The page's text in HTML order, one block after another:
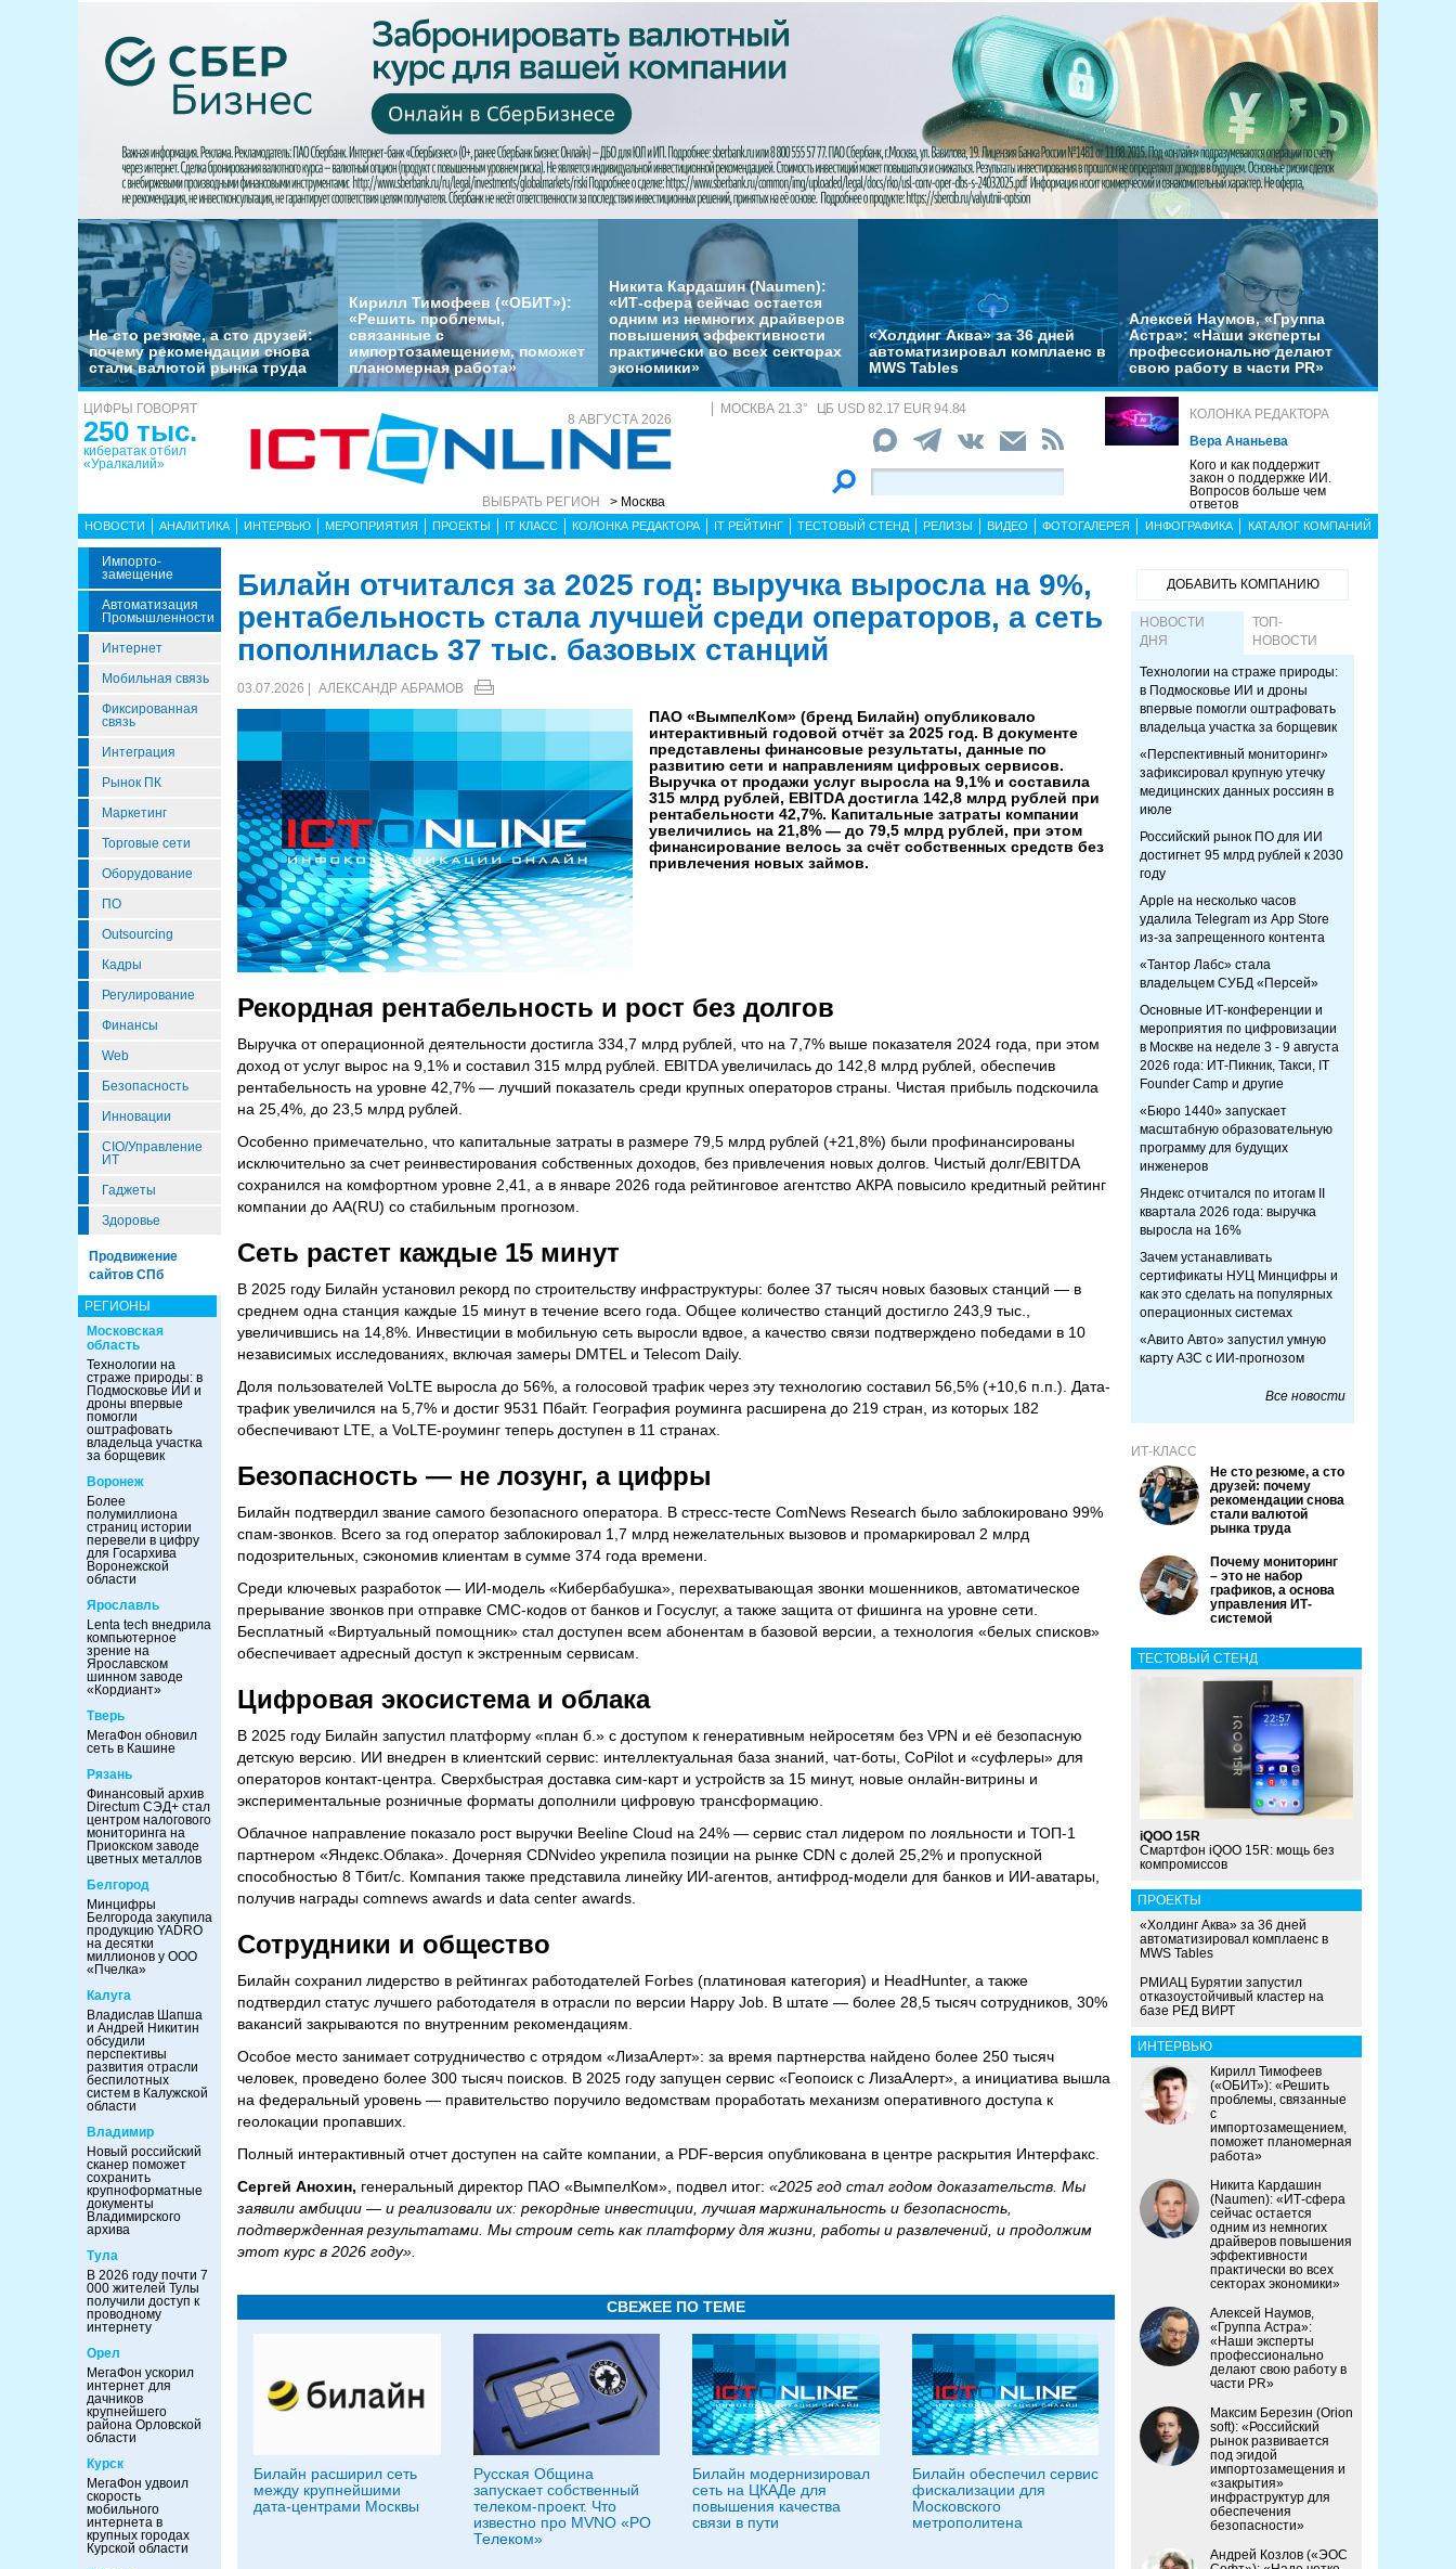
Не сто резюме, а сто друзей:
почему рекомендации снова
стали валютой рынка труда
Кирилл Тимофеев («ОБИТ»):
«Решить проблемы,
связанные с
импортозамещением, поможет
планомерная работа»
Никита Кардашин (Naumen):
«ИТ-сфера сейчас остается
одним из немногих драйверов
повышения эффективности
практически во всех секторах
экономики»
«Холдинг Аква» за 36 дней
автоматизировал комплаенс в
MWS Tables
Алексей Наумов, «Группа
Астра»: «Наши эксперты
профессионально делают
свою работу в части PR»
ЦИФРЫ ГОВОРЯТ
250 тыс.
кибератак отбил
«Уралкалий»
8 АВГУСТА 2026
ВЫБРАТЬ РЕГИОН > Москва
МОСКВА 21.3° ЦБ USD 82.17 EUR 94.84
КОЛОНКА РЕДАКТОРА
Вера Ананьева
Кого и как поддержит
закон о поддержке ИИ.
Вопросов больше чем
ответов
НОВОСТИ АНАЛИТИКА ИНТЕРВЬЮ МЕРОПРИЯТИЯ ПРОЕКТЫ IT КЛАСС КОЛОНКА РЕДАКТОРА IT РЕЙТИНГ ТЕСТОВЫЙ СТЕНД РЕЛИЗЫ ВИДЕО ФОТОГАЛЕРЕЯ ИНФОГРАФИКА КАТАЛОГ КОМПАНИЙ
Импорто­
Замещение
Автоматизация
Промышленности
Интернет
Мобильная связь
Фиксированная
связь
Интеграция
Рынок ПК
Маркетинг
Торговые сети
Оборудование
ПО
Outsourcing
Кадры
Регулирование
Финансы
Web
Безопасность
Инновации
CIO/Управление
ИТ
Гаджеты
Здоровье
Продвижение
сайтов СПб
РЕГИОНЫ
Московская
область
Технологии на
страже природы: в
Подмосковье ИИ и
дроны впервые
помогли
оштрафовать
владельца участка
за борщевик
Воронеж
Более
полумиллиона
страниц истории
перевели в цифру
для Госархива
Воронежской
области
Ярославль
Lenta tech внедрила
компьютерное
зрение на
Ярославском
шинном заводе
«Кордиант»
Тверь
МегаФон обновил
сеть в Кашине
Рязань
Финансовый архив
Directum СЭД+ стал
центром налогового
мониторинга на
Приокском заводе
цветных металлов
Белгород
Минцифры
Белгорода закупила
продукцию YADRO
на десятки
миллионов у ООО
«Пчелка»
Калуга
Владислав Шапша
и Андрей Никитин
обсудили
перспективы
развития отрасли
беспилотных
систем в Калужской
области
Владимир
Новый российский
сканер поможет
сохранить
крупноформатные
документы
Владимирского
архива
Тула
В 2026 году почти 7
000 жителей Тулы
получили доступ к
проводному
интернету
Орел
МегаФон ускорил
интернет для
дачников
крупнейшего
района Орловской
области
Курск
МегаФон удвоил
скорость
мобильного
интернета в
крупных городах
Курской области
Билайн отчитался за 2025 год: выручка выросла на 9%,
рентабельность стала лучшей среди операторов, а сеть
пополнилась 37 тыс. базовых станций
03.07.2026 | АЛЕКСАНДР АБРАМОВ
ПАО «ВымпелКом» (бренд Билайн) опубликовало
интерактивный годовой отчёт за 2025 год. В документе
представлены финансовые результаты, данные по
развитию сети и направлениям цифровых сервисов.
Выручка от продажи услуг выросла на 9,1% и составила
315 млрд рублей, EBITDA достигла 142,8 млрд рублей при
рентабельности 42,7%. Капитальные затраты компании
увеличились на 21,8% — до 79,5 млрд рублей, при этом
финансирование велось за счёт собственных средств без
привлечения новых займов.
Рекордная рентабельность и рост без долгов
Выручка от операционной деятельности достигла 334,7 млрд рублей, что на 7,7% выше показателя 2024 года, при этом
доход от услуг вырос на 9,1% и составил 315 млрд рублей. EBITDA увеличилась до 142,8 млрд рублей, обеспечив
рентабельность на уровне 42,7% — лучший показатель среди крупных операторов страны. Чистая прибыль подскочила
на 25,4%, до 23,5 млрд рублей.
Особенно примечательно, что капитальные затраты в размере 79,5 млрд рублей (+21,8%) были профинансированы
исключительно за счет реинвестирования собственных доходов, без привлечения новых долгов. Чистый долг/EBITDA
сохранился на комфортном уровне 2,41, а в январе 2026 года рейтинговое агентство АКРА повысило кредитный рейтинг
компании до AA(RU) со стабильным прогнозом.
Сеть растет каждые 15 минут
В 2025 году Билайн установил рекорд по строительству инфраструктуры: более 37 тысяч новых базовых станций — в
среднем одна станция каждые 15 минут в течение всего года. Общее количество станций достигло 243,9 тыс.,
увеличившись на 14,8%. Инвестиции в мобильную сеть выросли вдвое, а качество связи подтверждено победами в 10
независимых исследованиях, включая замеры DMTEL и Telecom Daily.
Доля пользователей VoLTE выросла до 56%, а голосовой трафик через эту технологию составил 56,5% (+10,6 п.п.). Дата-
трафик увеличился на 5,7% и достиг 9531 Пбайт. География роуминга расширена до 219 стран, из которых 182
обеспечивают LTE, а VoLTE-роуминг теперь доступен в 11 странах.
Безопасность — не лозунг, а цифры
Билайн подтвердил звание самого безопасного оператора. В стресс-тесте ComNews Research было заблокировано 99%
спам-звонков. Всего за год оператор заблокировал 1,7 млрд нежелательных вызовов и промаркировал 2 млрд
подозрительных, сэкономив клиентам в сумме 374 года времени.
Среди ключевых разработок — ИИ-модель «Кибербабушка», перехватывающая звонки мошенников, автоматическое
прерывание звонков при отправке СМС-кодов от банков и Госуслуг, а также защита от фишинга на уровне сети.
Бесплатный «Виртуальный помощник» стал доступен всем абонентам в базовой версии, а технология «белых списков»
обеспечивает адресный доступ к экстренным сервисам.
Цифровая экосистема и облака
В 2025 году Билайн запустил платформу «план б.» с доступом к генеративным нейросетям без VPN и её безопасную
детскую версию. ИИ внедрен в клиентский сервис: интеллектуальная база знаний, чат-боты, CoPilot и «суфлеры» для
операторов контакт-центра. Сверхбыстрая доставка сим-карт и устройств за 15 минут, новые онлайн-витрины и
экспериментальные розничные форматы дополнили цифровую трансформацию.
Облачное направление показало рост выручки Beeline Cloud на 24% — сервис стал лидером по лояльности и ТОП-1
партнером «Яндекс.Облака». Дочерняя CDNvideo укрепила позиции на рынке CDN с долей 25,2% и пропускной
способностью 8 Тбит/с. Компания также представила линейку ИИ-агентов, антифрод-модели для банков и ИИ-аватары,
получив награды comnews awards и data center awards.
Сотрудники и общество
Билайн сохранил лидерство в рейтингах работодателей Forbes (платиновая категория) и HeadHunter, а также
подтвердил статус лучшего работодателя в отрасли по версии Happy Job. В штате — более 28,5 тысяч сотрудников, 30%
вакансий закрываются по внутренним рекомендациям.
Особое место занимает сотрудничество с отрядом «ЛизаАлерт»: за время партнерства найдено более 250 тысяч
человек, проведено более 300 тысяч поисков. В 2025 году запущен сервис «Геопоиск с ЛизаАлерт», а инициатива вышла
на федеральный уровень — правительство поручило ведомствам проработать механизм оперативного доступа к
геолокации пропавших.
Полный интерактивный отчет доступен на сайте компании, а PDF-версия опубликована в центре раскрытия Интерфакс.
Сергей Анохин, генеральный директор ПАО «ВымпелКом», подвел итог: «2025 год стал годом доказательств. Мы
заявили амбиции — и реализовали их: рекордные инвестиции, лучшая маржинальность и безопасность,
подтвержденная результатами. Мы строим сеть как платформу для жизни, работы и развлечений, и продолжим
этот курс в 2026 году».
СВЕЖЕЕ ПО ТЕМЕ
Билайн расширил сеть
между крупнейшими
дата-центрами Москвы
Русская Община
запускает собственный
телеком-проект. Что
известно про MVNO «РО
Телеком»
Билайн модернизировал
сеть на ЦКАДе для
повышения качества
связи в пути
Билайн обеспечил сервис
фискализации для
Московского
метрополитена
ДОБАВИТЬ КОМПАНИЮ
НОВОСТИ
ДНЯ
ТОП-
НОВОСТИ
Технологии на страже природы:
в Подмосковье ИИ и дроны
впервые помогли оштрафовать
владельца участка за борщевик
«Перспективный мониторинг»
зафиксировал крупную утечку
медицинских данных россиян в
июле
Российский рынок ПО для ИИ
достигнет 95 млрд рублей к 2030
году
Apple на несколько часов
удалила Telegram из App Store
из-за запрещенного контента
«Тантор Лабс» стала
владельцем СУБД «Персей»
Основные ИТ-конференции и
мероприятия по цифровизации
в Москве на неделе 3 - 9 августа
2026 года: ИТ-Пикник, Такси, IT
Founder Camp и другие
«Бюро 1440» запускает
масштабную образовательную
программу для будущих
инженеров
Яндекс отчитался по итогам II
квартала 2026 года: выручка
выросла на 16%
Зачем устанавливать
сертификаты НУЦ Минцифры и
как это сделать на популярных
операционных системах
«Авито Авто» запустил умную
карту АЗС с ИИ-прогнозом
Все новости
ИТ-КЛАСС
Не сто резюме, а сто
друзей: почему
рекомендации снова
стали валютой
рынка труда
Почему мониторинг
– это не набор
графиков, а основа
управления ИТ-
системой
ТЕСТОВЫЙ СТЕНД
iQOO 15R
Смартфон iQOO 15R: мощь без
компромиссов
ПРОЕКТЫ
«Холдинг Аква» за 36 дней
автоматизировал комплаенс в
MWS Tables
РМИАЦ Бурятии запустил
отказоустойчивый кластер на
базе РЕД ВИРТ
ИНТЕРВЬЮ
Кирилл Тимофеев
(«ОБИТ»): «Решить
проблемы, связанные
с
импортозамещением,
поможет планомерная
работа»
Никита Кардашин
(Naumen): «ИТ-сфера
сейчас остается
одним из немногих
драйверов повышения
эффективности
практически во всех
секторах экономики»
Алексей Наумов,
«Группа Астра»:
«Наши эксперты
профессионально
делают свою работу в
части PR»
Максим Березин (Orion
soft): «Российский
рынок развивается
под эгидой
импортозамещения и
«закрытия»
инфраструктур для
обеспечения
безопасности»
Андрей Козлов («ЭОС